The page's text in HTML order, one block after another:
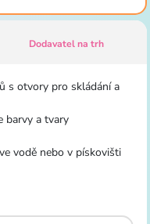
Dodavatel na trh
s otvory pro skládání a
barvy a tvary
vodě nebo v pískovišti